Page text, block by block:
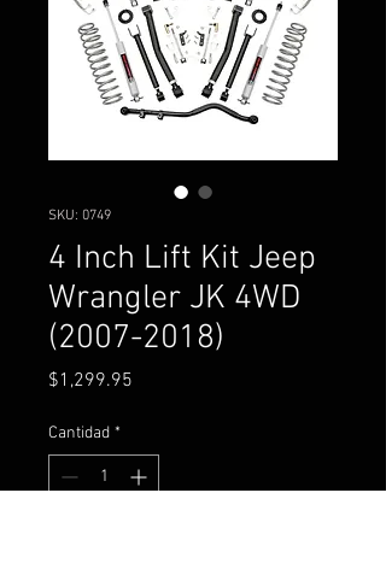
SKU: 0749
4 Inch Lift Kit Jeep
Wrangler JK 4WD
(2007-2018)
$1,299.95
Cantidad *